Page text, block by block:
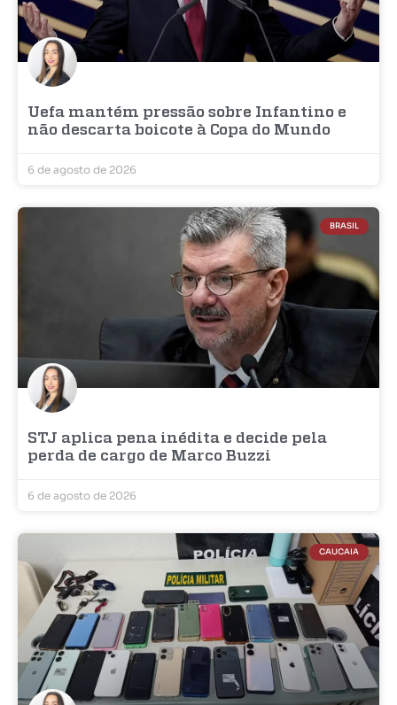
Uefa mantém pressão sobre Infantino e
não descarta boicote à Copa do Mundo
6 de agosto de 2026
BRASIL
STJ aplica pena inédita e decide pela
perda de cargo de Marco Buzzi
6 de agosto de 2026
CAUCAIA